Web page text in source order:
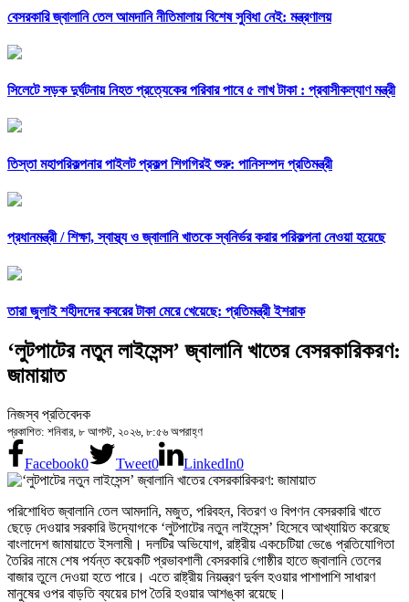
বেসরকারি জ্বালানি তেল আমদানি নীতিমালায় বিশেষ সুবিধা নেই: মন্ত্রণালয়
সিলেটে সড়ক দুর্ঘটনায় নিহত প্রত্যেকের পরিবার পাবে ৫ লাখ টাকা : প্রবাসীকল্যাণ মন্ত্রী
তিস্তা মহাপরিকল্পনার পাইলট প্রকল্প শিগগিরই শুরু: পানিসম্পদ প্রতিমন্ত্রী
প্রধানমন্ত্রী /শিক্ষা, স্বাস্থ্য ও জ্বালানি খাতকে স্বনির্ভর করার পরিকল্পনা নেওয়া হয়েছে
তারা জুলাই শহীদদের কবরের টাকা মেরে খেয়েছে: প্রতিমন্ত্রী ইশরাক
‘লুটপাটের নতুন লাইসেন্স’ জ্বালানি খাতের বেসরকারিকরণ:
জামায়াত
নিজস্ব প্রতিবেদক
প্রকাশিত: শনিবার, ৮ আগস্ট, ২০২৬, ৮:৫৬ অপরাহ্ণ
Facebook0 Tweet0 LinkedIn0
পরিশোধিত জ্বালানি তেল আমদানি, মজুত, পরিবহন, বিতরণ ও বিপণন বেসরকারি খাতে
ছেড়ে দেওয়ার সরকারি উদ্যোগকে ‘লুটপাটের নতুন লাইসেন্স’ হিসেবে আখ্যায়িত করেছে
বাংলাদেশ জামায়াতে ইসলামী। দলটির অভিযোগ, রাষ্ট্রীয় একচেটিয়া ভেঙে প্রতিযোগিতা
তৈরির নামে শেষ পর্যন্ত কয়েকটি প্রভাবশালী বেসরকারি গোষ্ঠীর হাতে জ্বালানি তেলের
বাজার তুলে দেওয়া হতে পারে। এতে রাষ্ট্রীয় নিয়ন্ত্রণ দুর্বল হওয়ার পাশাপাশি সাধারণ
মানুষের ওপর বাড়তি ব্যয়ের চাপ তৈরি হওয়ার আশঙ্কা রয়েছে।